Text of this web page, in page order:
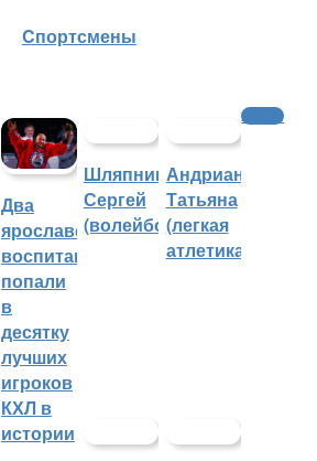
Cпортсмены
Два
ярославских
воспитанника
попали
в
десятку
лучших
игроков
КХЛ в
истории
Шляпников
Сергей
(волейбол)
Андрианова
Татьяна
(легкая
атлетика)
Хоккей